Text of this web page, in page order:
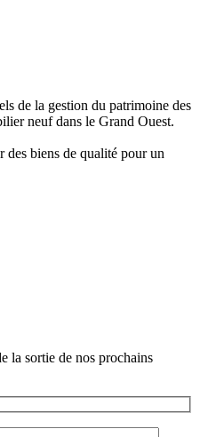
de la gestion du patrimoine des
neuf dans le Grand Ouest.
des biens de qualité pour un
la sortie de nos prochains